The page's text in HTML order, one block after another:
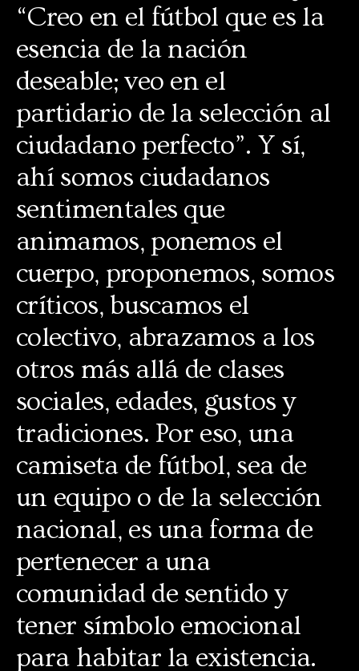
“Creo en el fútbol que es la
esencia de la nación
deseable; veo en el
partidario de la selección al
ciudadano perfecto”. Y sí,
ahí somos ciudadanos
sentimentales que
animamos, ponemos el
cuerpo, proponemos, somos
críticos, buscamos el
colectivo, abrazamos a los
otros más allá de clases
sociales, edades, gustos y
tradiciones. Por eso, una
camiseta de fútbol, sea de
un equipo o de la selección
nacional, es una forma de
pertenecer a una
comunidad de sentido y
tener símbolo emocional
para habitar la existencia.